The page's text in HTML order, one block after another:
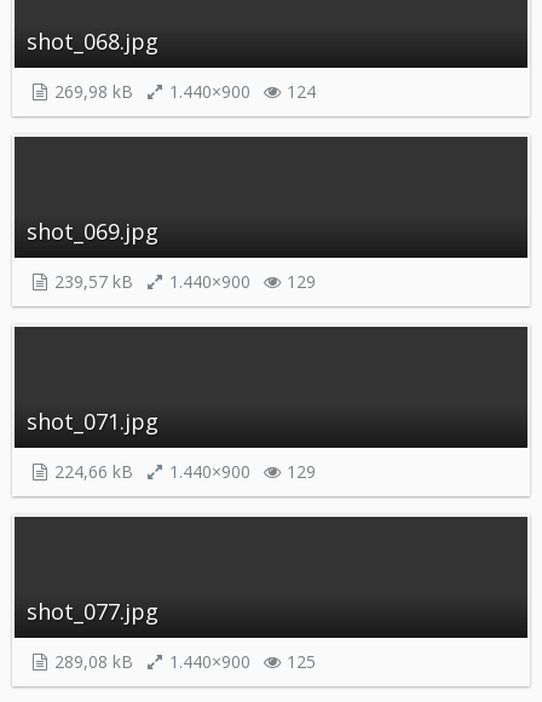
shot_068.jpg
269,98 kB 1.440×900 124
shot_069.jpg
239,57 kB 1.440×900 129
shot_071.jpg
224,66 kB 1.440×900 129
shot_077.jpg
289,08 kB 1.440×900 125